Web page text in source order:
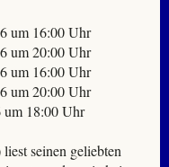
um 16:00 Uhr
um 20:00 Uhr
um 16:00 Uhr
um 20:00 Uhr
18:00 Uhr
seinen geliebten